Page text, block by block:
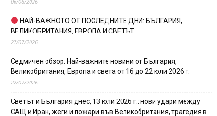
06/08/2026
НАЙ-ВАЖНОТО ОТ ПОСЛЕДНИТЕ ДНИ: БЪЛГАРИЯ,
ВЕЛИКОБРИТАНИЯ, ЕВРОПА И СВЕТЪТ
27/07/2026
Седмичен обзор: Най-важните новини от България,
Великобритания, Европа и света от 16 до 22 юли 2026 г.
22/07/2026
Светът и България днес, 13 юли 2026 г.: нови удари между
САЩ и Иран, жеги и пожари във Великобритания, трагедия в